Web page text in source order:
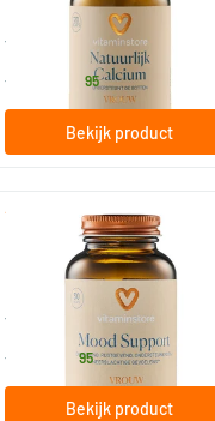
120 capsules
Vitaminstore
vanaf .95
Bekijk product
(23)
Mood Support
30 Plantaardige capsules
Vitaminstore
vanaf .95
Bekijk product